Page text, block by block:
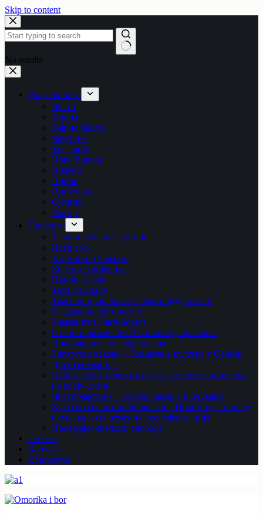
Skip to content
No results
Актуелности
Вести
Ариље
Бајина Башта
Чајетина
Косјерић
Нова Варош
Пожега
Прибој
Пријепоље
Сјеница
Ужице
Пројекти
Зелени путеви Чајетине
Исти смо
Активни и снажни
Корени Пријепоља
Прибој за све
Тата волим те
Трагови прошлости, кораци будућности
За здравије детињство
Знаменити Златиборци
Стани и размисли! Насиље није решење!
Нововарошка културна тура
Богатство векова – Бошњачка култура у Србији
ДигиГенерација
Пештерски путеви културе – уметност живљења
на крају света
Чиста Чајетина – између развоја и очувања
Културна баштина Бошњака у Полимљу – између
очувања и савремених трансформација
Последњи сведоци слободе
О нама
Контакт
Импресум